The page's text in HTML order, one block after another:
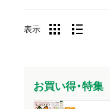
表示
お買い得・特集